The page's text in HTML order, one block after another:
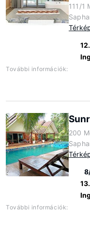
111/1
További információk:
200
További információk: